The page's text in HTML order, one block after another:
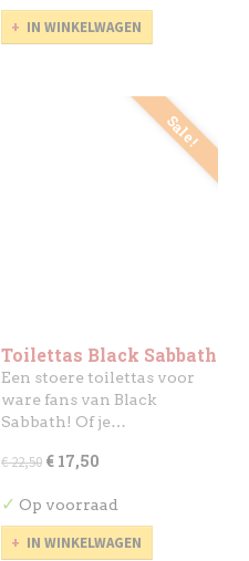
IN WINKELWAGEN
Sale!
Toilettas Black Sabbath
Een stoere toilettas voor
ware fans van Black
Sabbath! Of je…
€ 22,50 € 17,50
✓ Op voorraad
IN WINKELWAGEN